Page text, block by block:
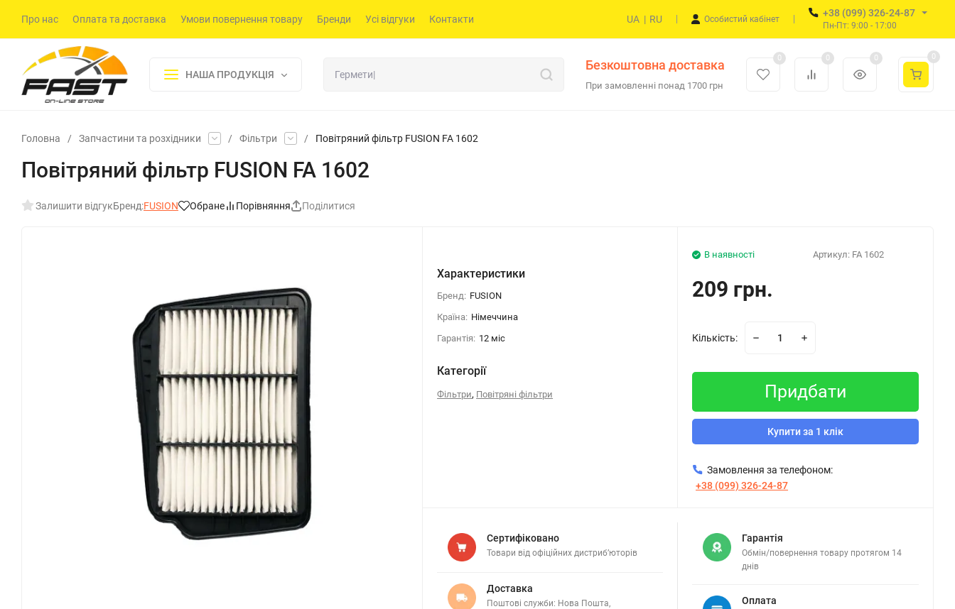
Про нас Оплата та доставка Умови повернення товару Бренди Усі відгуки Контакти UA | RU Особистий кабінет
+38 (099) 326-24-87
Пн-Пт: 9:00 - 17:00
НАША ПРОДУКЦІЯ
Безкоштовна доставка
При замовленні понад 1700 грн
0 0 0 0
Головна / Запчастини та розхідники / Фільтри / Повітряний фільтр FUSION FA 1602
Повітряний фільтр FUSION FA 1602
Залишити відгукБренд:FUSION Обране Порівняння Поділитися
Характеристики
Бренд: FUSION
Країна: Німеччина
Гарантія: 12 міс
Категорії
Фільтри, Повітряні фільтри
Артикул: FA 1602
В наявності
209 грн.
Кількість:
Придбати
Купити за 1 клік
Замовлення за телефоном:
+38 (099) 326-24-87
Сертифіковано
Товари від офіційних дистриб’юторів
Доставка
Поштові служби: Нова Пошта,
Гарантія
Обмін/повернення товару протягом 14
днів
Оплата